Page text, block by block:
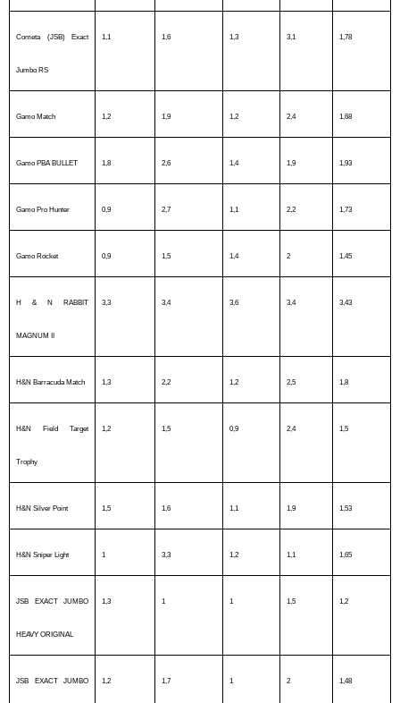
Cometa (JSB) Exact
Jumbo RS
1,1 1,6 1,3 3,1 1,78
Gamo Match 1,2 1,9 1,2 2,4 1,68
Gamo PBA BULLET 1,8 2,6 1,4 1,9 1,93
Gamo Pro Hunter 0,9 2,7 1,1 2,2 1,73
Gamo Rocket 0,9 1,5 1,4 2 1,45
H & N RABBIT
MAGNUM II
3,3 3,4 3,6 3,4 3,43
H&N Barracuda Match 1,3 2,2 1,2 2,5 1,8
H&N Field Target
Trophy
1,2 1,5 0,9 2,4 1,5
H&N Silver Point 1,5 1,6 1,1 1,9 1,53
H&N Sniper Light 1 3,3 1,2 1,1 1,65
JSB EXACT JUMBO
HEAVY ORIGINAL
1,3 1 1 1,5 1,2
JSB EXACT JUMBO 1,2 1,7 1 2 1,48